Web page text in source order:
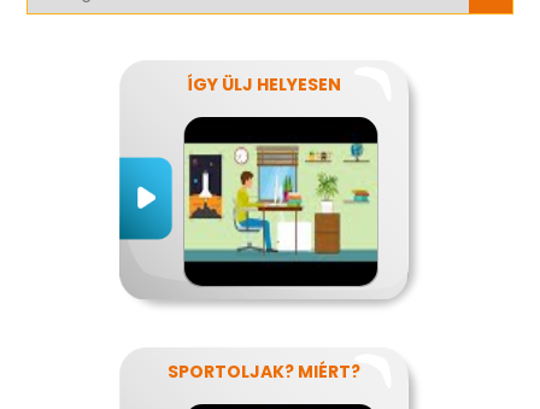
ÍGY ÜLJ HELYESEN
SPORTOLJAK? MIÉRT?